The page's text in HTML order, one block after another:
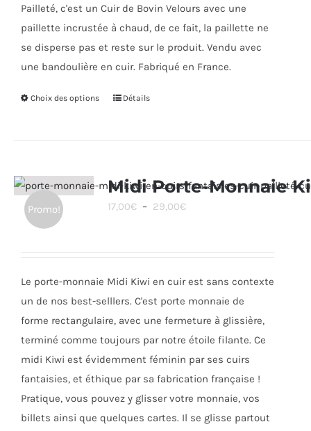
Pailleté, c'est un Cuir de Bovin Velours avec une
paillette incrustée à chaud, de ce fait, la paillette ne
se disperse pas et reste sur le produit. Vendu avec
une bandoulière en cuir. Fabriqué en France.
Choix des options
Ce
variations.
Les
choisies
sur
page
Détails
Promo!
Midi Porte-Monnaie
17,00€ – 29,00€Plage
à
29,00€
Le porte-monnaie Midi Kiwi en cuir est sans contexte
un de nos best-selllers. C'est porte monnaie de
forme rectangulaire, avec une fermeture à glissière,
terminé comme toujours par notre étoile filante. Ce
midi Kiwi est évidemment féminin par ses cuirs
fantaisies, et éthique par sa fabrication française !
Pratique, vous pouvez y glisser votre monnaie, vos
billets ainsi que quelques cartes. Il se glisse partout